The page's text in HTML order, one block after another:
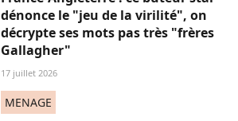
dénonce le "jeu de la virilité", on
décrypte ses mots pas très "frères
Gallagher"
17 juillet 2026
MENAGE